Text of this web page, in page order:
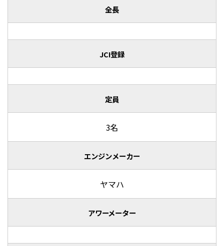
全長
JCI登録
定員
3名
エンジンメーカー
ヤマハ
アワーメーター